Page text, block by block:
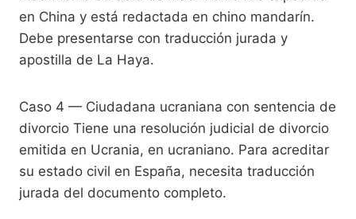
en China y está redactada en chino mandarín.
Debe presentarse con traducción jurada y
apostilla de La Haya.
Caso 4 — Ciudadana ucraniana con sentencia de
divorcio Tiene una resolución judicial de divorcio
emitida en Ucrania, en ucraniano. Para acreditar
su estado civil en España, necesita traducción
jurada del documento completo.